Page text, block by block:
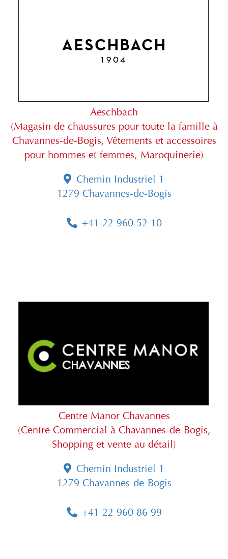
Aeschbach
(Magasin de chaussures pour toute la famille à
Chavannes-de-Bogis, Vêtements et accessoires
pour hommes et femmes, Maroquinerie)
Chemin Industriel 1
1279 Chavannes-de-Bogis
+41 22 960 52 10
Centre Manor Chavannes
(Centre Commercial à Chavannes-de-Bogis,
Shopping et vente au détail)
Chemin Industriel 1
1279 Chavannes-de-Bogis
+41 22 960 86 99